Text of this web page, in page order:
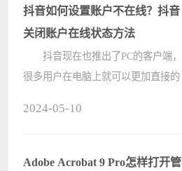
抖音如何设置账户不在线？抖音
关闭账户在线状态方法
抖音现在也推出了PC的客户端，
很多用户在电脑上就可以更加直接的
如何操作，针对这个问题，今日的软
2024-05-10
Adobe Acrobat 9 Pro怎样打开管